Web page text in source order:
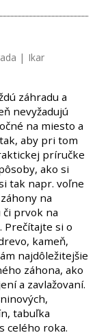
| Ikar
záhradu a
nevyžadujú
na miesto a
aby pri tom
príručke
ako si
tak napr. voľne
na
prvok na
Prečítajte si o
kameň,
najdôležitejšie
záhona, ako
a zavlažovaní.
tabuľka
celého roka.